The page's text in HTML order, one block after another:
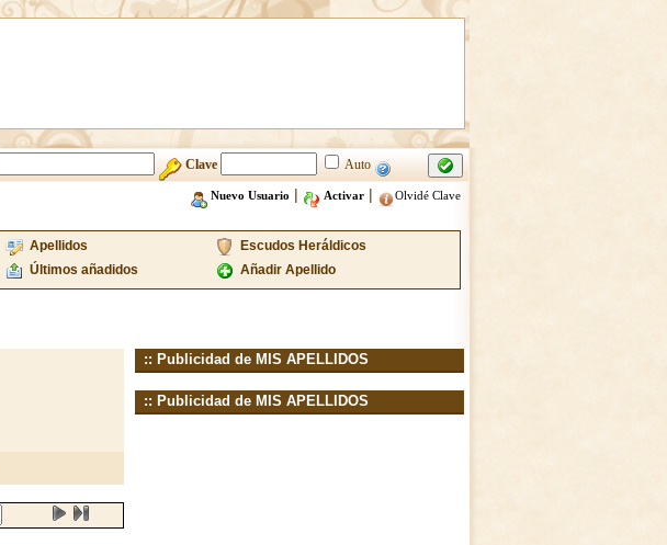
Clave Auto
Nuevo Usuario | Activar| Olvidé Clave
Apellidos
Escudos Heráldicos
Últimos añadidos Añadir Apellido
:: Publicidad de MIS APELLIDOS
:: Publicidad de MIS APELLIDOS